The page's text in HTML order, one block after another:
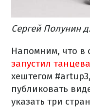
Сергей Полунин
Напомним, что в
запустил
хештегом
публиковать
указать три